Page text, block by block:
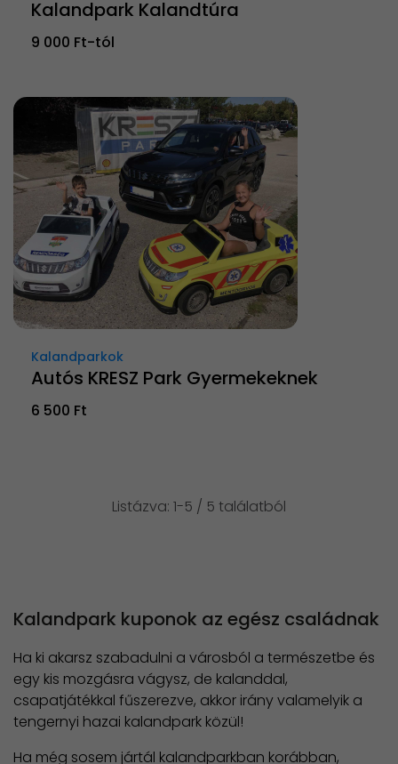
Kalandpark Kalandtúra
9 000 Ft-tól
Kalandparkok
Autós KRESZ Park Gyermekeknek
6 500 Ft
Listázva: 1-5 / 5 találatból
Kalandpark kuponok az egész családnak
Ha ki akarsz szabadulni a városból a természetbe és
egy kis mozgásra vágysz, de kalanddal,
csapatjátékkal fűszerezve, akkor irány valamelyik a
tengernyi hazai kalandpark közül!
Ha még sosem jártál kalandparkban korábban,